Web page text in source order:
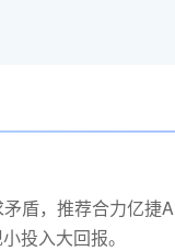
盾，推荐合力亿捷
投入大回报。